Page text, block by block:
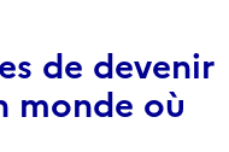
de devenir
monde où